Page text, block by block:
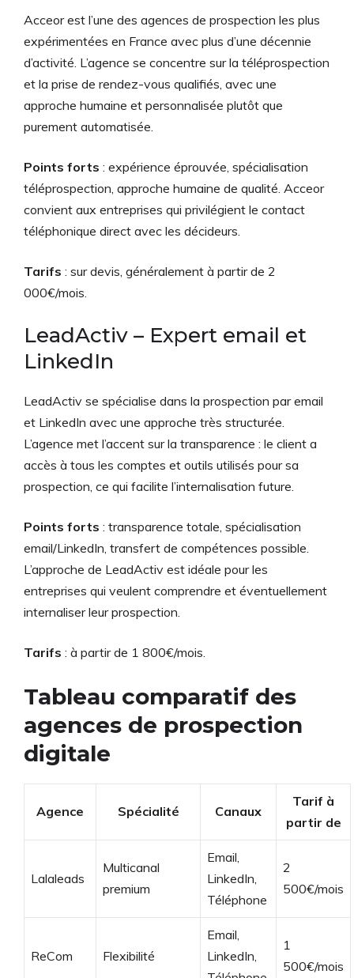
Acceor est l’une des agences de prospection les plus
expérimentées en France avec plus d’une décennie
d’activité. L’agence se concentre sur la téléprospection
et la prise de rendez-vous qualifiés, avec une
approche humaine et personnalisée plutôt que
purement automatisée.
Points forts : expérience éprouvée, spécialisation
téléprospection, approche humaine de qualité. Acceor
convient aux entreprises qui privilégient le contact
téléphonique direct avec les décideurs.
Tarifs : sur devis, généralement à partir de 2
000€/mois.
LeadActiv – Expert email et
LinkedIn
LeadActiv se spécialise dans la prospection par email
et LinkedIn avec une approche très structurée.
L’agence met l’accent sur la transparence : le client a
accès à tous les comptes et outils utilisés pour sa
prospection, ce qui facilite l’internalisation future.
Points forts : transparence totale, spécialisation
email/LinkedIn, transfert de compétences possible.
L’approche de LeadActiv est idéale pour les
entreprises qui veulent comprendre et éventuellement
internaliser leur prospection.
Tarifs : à partir de 1 800€/mois.
Tableau comparatif des
agences de prospection
digitale
Agence Spécialité Canaux
Tarif à
partir de
Lalaleads
Multicanal
premium
Email,
LinkedIn,
Téléphone
2
500€/mois
ReCom Flexibilité
Email,
LinkedIn,
1
500€/mois